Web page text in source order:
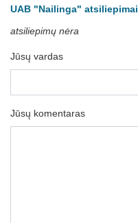
UAB "Nailinga" atsiliepimai
atsiliepimų nėra
Jūsų vardas
Jūsų komentaras